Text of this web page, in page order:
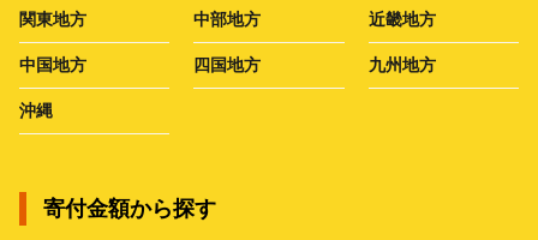
関東地方 中部地方 近畿地方
中国地方 四国地方 九州地方
沖縄
寄付金額から探す